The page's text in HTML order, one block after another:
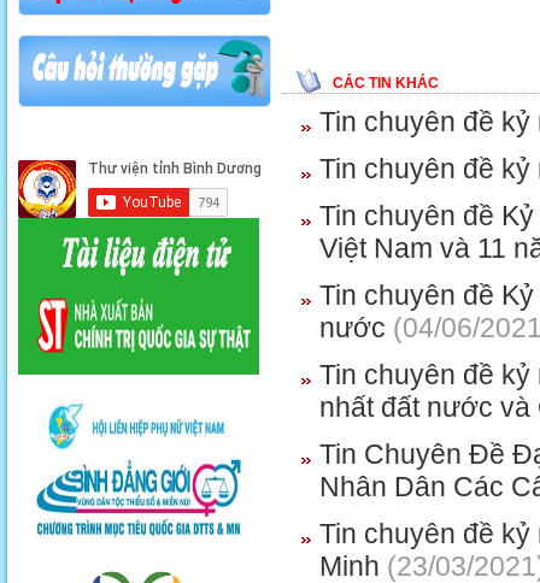
CÁC TIN KHÁC
Tin chuyên đề
Tin chuyên đề kỷ
Tin chuyên đề
Việt Nam và 11
Tin chuyên đề
nước (04/06/
Tin chuyên đề kỷ
nhất đất nước và
Tin Chuyên Đề
Nhân Dân Các
Tin chuyên đề
Minh (23/03/